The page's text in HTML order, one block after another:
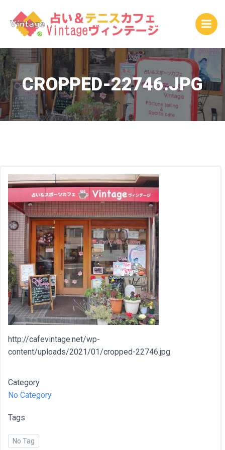
ン
テ
ツ
へ
ス
キ
ッ
プ
CROPPED-22746.JPG
http://cafevintage.net/wp-
content/uploads/2021/01/cropped-22746.jpg
Category
No Category
Tags
No Tag